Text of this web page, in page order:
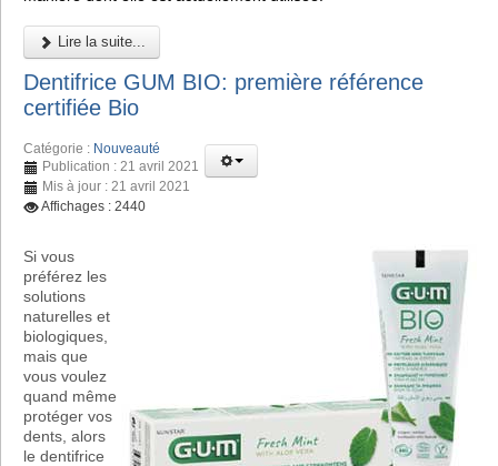
Lire la suite...
Dentifrice GUM BIO: première référence
certifiée Bio
Catégorie : Nouveauté
Publication : 21 avril 2021
Mis à jour : 21 avril 2021
Affichages : 2440
Si vous
préférez les
solutions
naturelles et
biologiques,
mais que
vous voulez
quand même
protéger vos
dents, alors
le dentifrice